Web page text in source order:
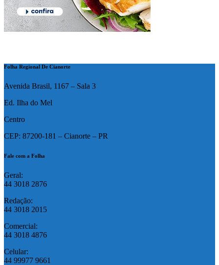
Folha Regional De Cianorte
Avenida Brasil, 1167 – Sala 3
Ed. Ilha do Mel
Centro
CEP: 87200-181 – Cianorte – PR
Fale com a Folha
Geral:
44 3018 2876
Redação:
44 3018 2015
Comercial:
44 3018 4876
Celular:
44 99977 9661